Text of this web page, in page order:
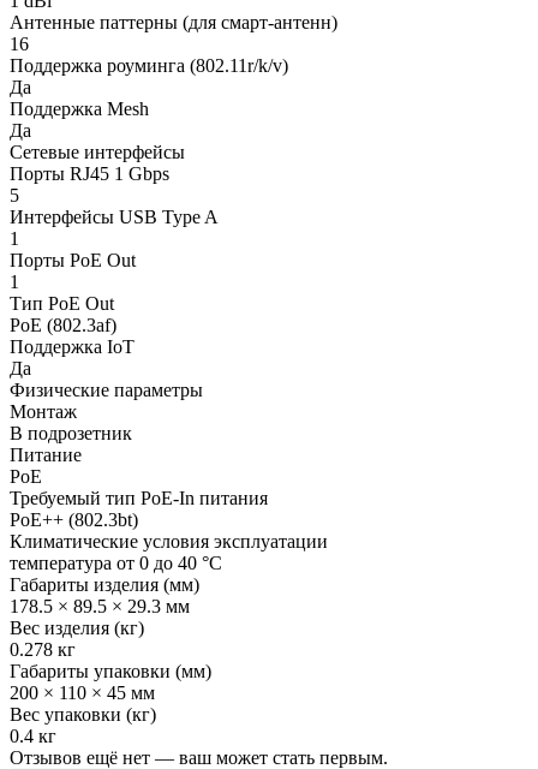
Антенные паттерны (для смарт-антенн)
16
Поддержка роуминга (802.11r/k/v)
Да
Поддержка Mesh
Да
Сетевые интерфейсы
Порты RJ45 1 Gbps
5
Интерфейсы USB Type A
1
Порты PoE Out
1
Тип PoE Out
PoE (802.3af)
Поддержка IoT
Да
Физические параметры
Монтаж
В подрозетник
Питание
PoE
Требуемый тип PoE-In питания
PoE++ (802.3bt)
Климатические условия эксплуатации
температура от 0 до 40 °C
Габариты изделия (мм)
178.5 × 89.5 × 29.3 мм
Вес изделия (кг)
0.278 кг
Габариты упаковки (мм)
200 × 110 × 45 мм
Вес упаковки (кг)
0.4 кг
Отзывов ещё нет — ваш может стать первым.